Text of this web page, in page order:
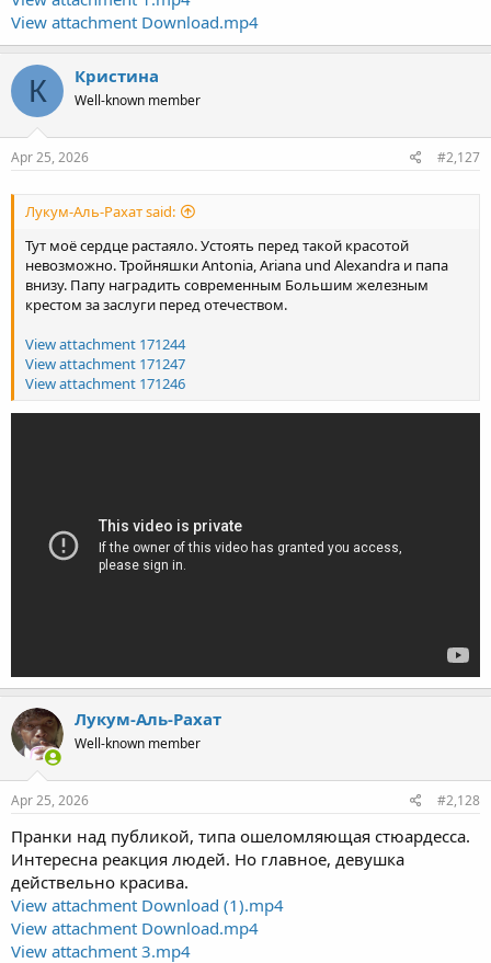
View attachment Download.mp4
К Кристина
Well-known member
Apr 25, 2026 #2,127
Лукум-Аль-Рахат said:
Тут моё сердце растаяло. Устоять перед такой красотой
невозможно. Тройняшки Antonia, Ariana und Alexandra и папа
внизу. Папу наградить современным Большим железным
крестом за заслуги перед отечеством.
View attachment 171244
View attachment 171247
View attachment 171246
Лукум-Аль-Рахат
Well-known member
Apr 25, 2026 #2,128
Пранки над публикой, типа ошеломляющая стюардесса.
Интересна реакция людей. Но главное, девушка
действельно красива.
View attachment Download (1).mp4
View attachment Download.mp4
View attachment 3.mp4